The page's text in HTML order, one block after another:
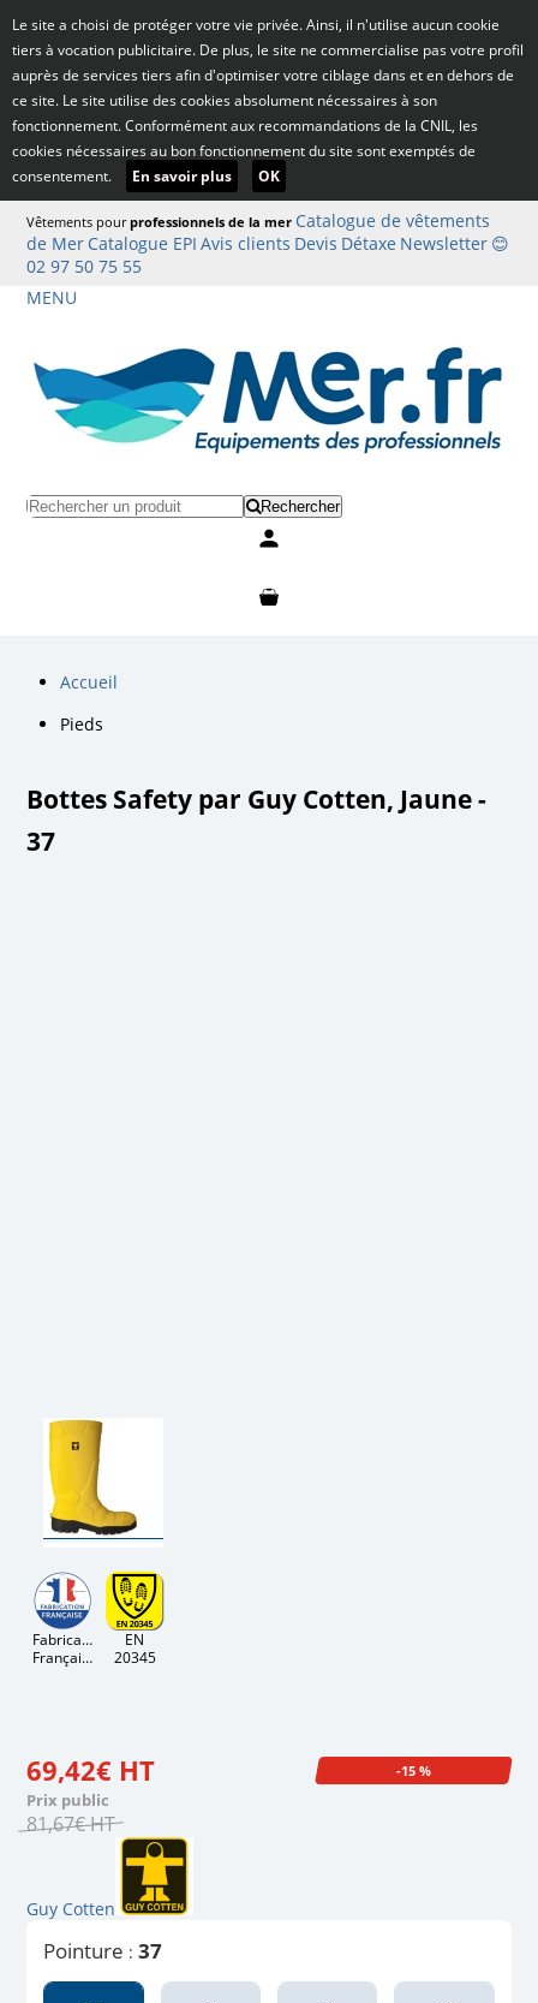
Le site a choisi de protéger votre vie privée. Ainsi, il n'utilise aucun cookie
tiers à vocation publicitaire. De plus, le site ne commercialise pas votre profil
auprès de services tiers afin d'optimiser votre ciblage dans et en dehors de
ce site. Le site utilise des cookies absolument nécessaires à son
fonctionnement. Conformément aux recommandations de la CNIL, les
cookies nécessaires au bon fonctionnement du site sont exemptés de
consentement.
En savoir plus OK
Vêtements pourprofessionnels de la mer Catalogue de vêtements
de Mer Catalogue EPI Avis clients Devis Détaxe Newsletter 😊
02 97 50 75 55
MENU
Rechercher
Accueil
Pieds
Bottes Safety par Guy Cotten, Jaune -
37
Fabrication
Française
EN
20345
69,42€ HT
Prix public
81,67€HT
-15 %
Guy Cotten
Pointure :37